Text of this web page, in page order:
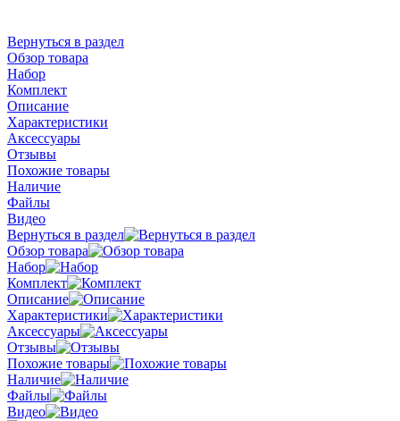
Вернуться в раздел
Обзор товара
Набор
Комплект
Описание
Характеристики
Аксессуары
Отзывы
Похожие товары
Наличие
Файлы
Видео
Вернуться в раздел
Обзор товара
Набор
Комплект
Описание
Характеристики
Аксессуары
Отзывы
Похожие товары
Наличие
Файлы
Видео